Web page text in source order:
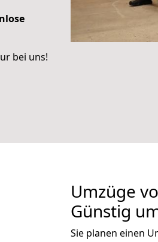
bei uns!
Umzüge
Günstig
Sie planen einen